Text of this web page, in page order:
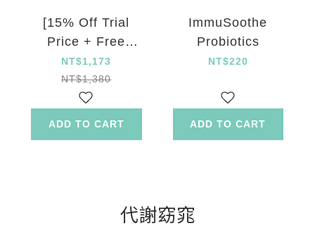
[15% Off Trial
Price + Free
Shipping]
ImmuSoothe
Probiotics
NT$1,173
NT$1,380
ADD TO CART
ImmuSoothe
Probiotics
NT$220
ADD TO CART
代謝窈窕